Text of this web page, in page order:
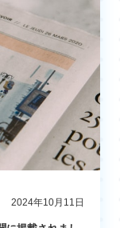
2024年10月11日